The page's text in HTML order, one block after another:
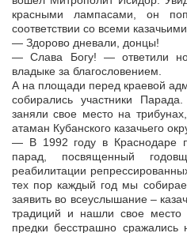
красными лампасами, он
соответствии со всеми
— Здорово дневали, донцы!
— Слава Богу! — ответили
владыке за благословением.
А на площади перед краевой
собирались участники
заняли свое место на
атаман Кубанского казачьего
— В 1992 году в Краснодаре
парад, посвященный
реабилитации
тех пор каждый год мы
заявить во всеуслышание –
традиций и нашли свое
предки бесстрашно